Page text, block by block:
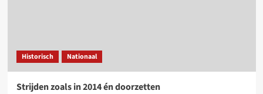
Historisch Nationaal
Strijden zoals in 2014 én doorzetten